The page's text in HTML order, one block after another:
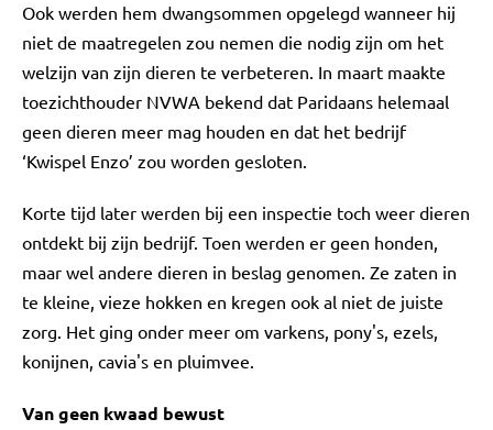
Ook werden hem dwangsommen opgelegd wanneer hij
niet de maatregelen zou nemen die nodig zijn om het
welzijn van zijn dieren te verbeteren. In maart maakte
toezichthouder NVWA bekend dat Paridaans helemaal
geen dieren meer mag houden en dat het bedrijf
‘Kwispel Enzo’ zou worden gesloten.
Korte tijd later werden bij een inspectie toch weer dieren
ontdekt bij zijn bedrijf. Toen werden er geen honden,
maar wel andere dieren in beslag genomen. Ze zaten in
te kleine, vieze hokken en kregen ook al niet de juiste
zorg. Het ging onder meer om varkens, pony's, ezels,
konijnen, cavia's en pluimvee.
Van geen kwaad bewust